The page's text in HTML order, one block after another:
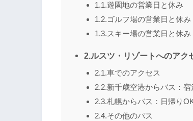
1.1.遊園地の営業日と休み
1.2.ゴルフ場の営業日と休み
1.3.スキー場の営業日と休み
2.ルスツ・リゾートへのアク
2.1.車でのアクセス
2.2.新千歳空港からバス：宿
2.3.札幌からバス：日帰り
2.4.その他のバス